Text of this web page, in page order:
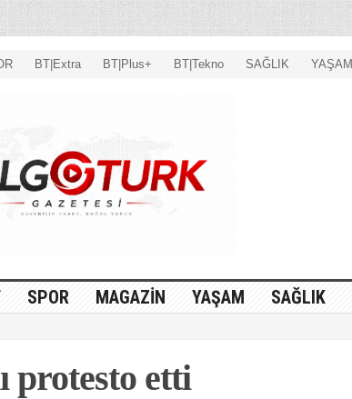
BT|Extra BT|Plus+ BT|Tekno SAĞLIK YAŞAM
SPOR MAGAZİN YAŞAM SAĞLIK
protesto etti